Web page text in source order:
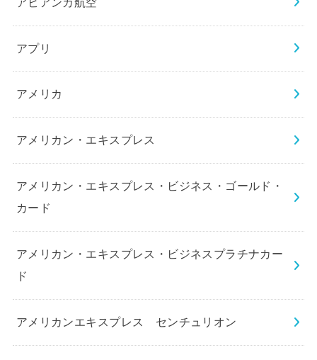
アプリ
アメリカ
アメリカン・エキスプレス
アメリカン・エキスプレス・ビジネス・ゴールド・
カード
アメリカン・エキスプレス・ビジネスプラチナカー
ド
アメリカンエキスプレス センチュリオン